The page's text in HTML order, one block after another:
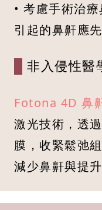
• 考慮手術治
引起的鼻鼾應先
非入侵性醫
Fotona 4D 鼻
激光技術，透
膜，收緊鬆弛
減少鼻鼾與提升